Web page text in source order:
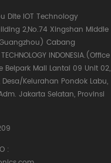
Dite IOT Technology
2,No.74 Xingshan Middle
Cabang
INDONESIA.(Office
Belpark Mall Lantai 09 Unit 02,
Kelurahan Pondok Labu,
Jakarta Selatan, Provinsi
: